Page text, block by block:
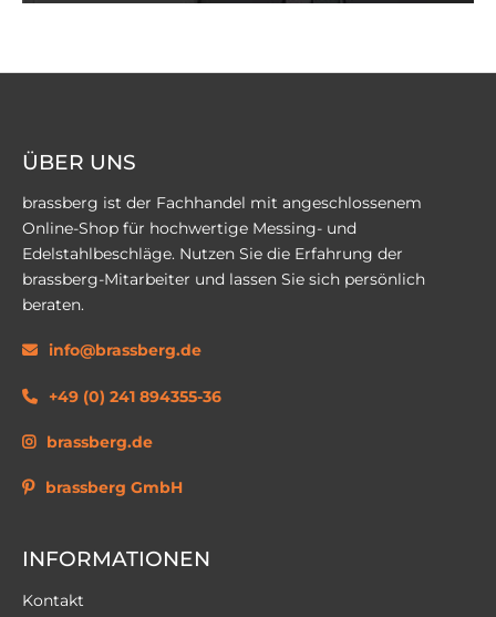
ÜBER UNS
brassberg ist der Fachhandel mit angeschlossenem
Online-Shop für hochwertige Messing- und
Edelstahlbeschläge. Nutzen Sie die Erfahrung der
brassberg-Mitarbeiter und lassen Sie sich persönlich
beraten.
info@brassberg.de
+49 (0) 241 894355-36
brassberg.de
brassberg GmbH
INFORMATIONEN
Kontakt